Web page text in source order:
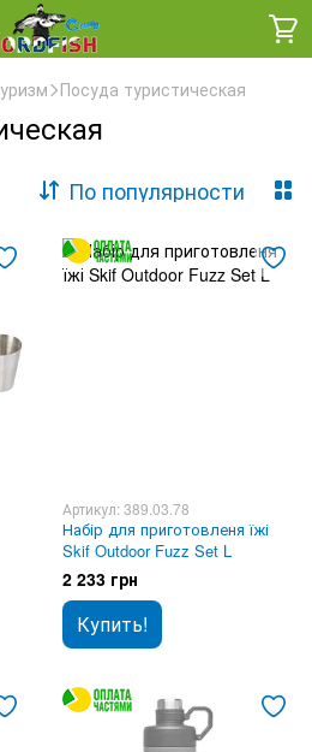
Посуда туристическая
По популярности
Артикул: 389.03.78
Набір для приготовленя їжі
Skif Outdoor Fuzz Set L
2 233 грн
Купить!